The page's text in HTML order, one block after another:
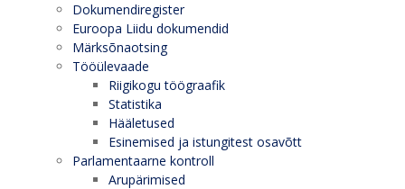
Dokumendiregister
Euroopa Liidu dokumendid
Märksõnaotsing
Tööülevaade
Riigikogu töögraafik
Statistika
Hääletused
Esinemised ja istungitest osavõtt
Parlamentaarne kontroll
Arupärimised